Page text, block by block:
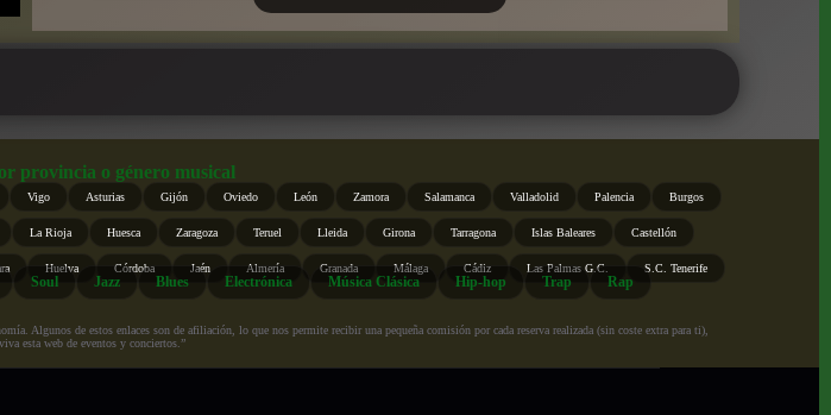
provincia o género musical
Vigo Asturias Gijón Oviedo León Zamora Salamanca Valladolid Palencia Burgos
La Rioja Huesca Zaragoza Teruel Lleida Girona Tarragona Islas Baleares Castellón
Huelva Córdoba Jaén Almería Granada Málaga Cádiz Las Palmas G.C. S.C. Tenerife
Soul Jazz Blues Electrónica Música Clásica Hip-hop Trap Rap
Algunos de estos enlaces son de afiliación, lo que nos permite recibir una pequeña comisión por cada reserva realizada (sin coste extra para ti),
esta web de eventos y conciertos.”